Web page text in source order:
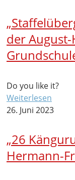
der
Do you like it?
Weiterlesen
26. Juni 2023
„26
Hermann-